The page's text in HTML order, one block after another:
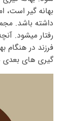
بهانه گیر است،
داشته باشد.
رفتار میشود.
فرزند در هنگام
گیری های بعدی